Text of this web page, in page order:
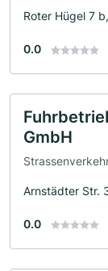
Roter Hügel 7
0.0
GmbH
Arnstädter Str.
0.0